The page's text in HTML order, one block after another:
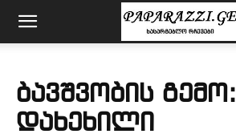
ბავშვობის გემო:
დახეხილი